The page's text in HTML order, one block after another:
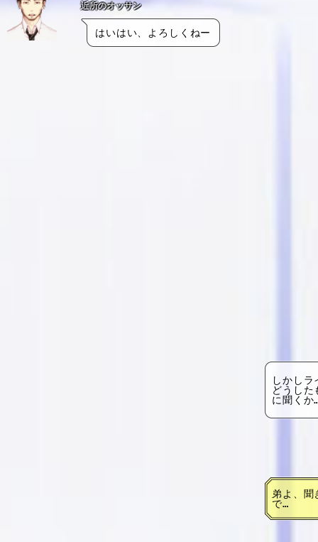
近所のオッサン
はいはい、よろしくねー
しかし
どうした
に聞くか
弟よ、聞
で…